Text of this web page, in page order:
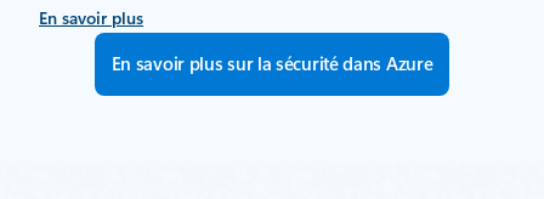
En savoir plus
En savoir plus sur la sécurité dans Azure